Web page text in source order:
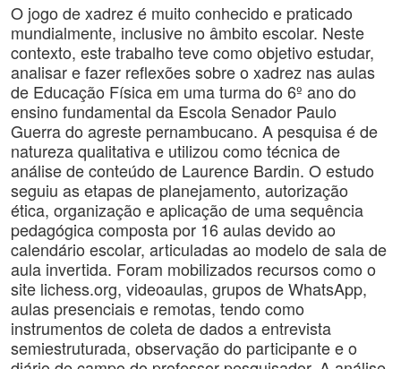
O jogo de xadrez é muito conhecido e praticado
mundialmente, inclusive no âmbito escolar. Neste
contexto, este trabalho teve como objetivo estudar,
analisar e fazer reflexões sobre o xadrez nas aulas
de Educação Física em uma turma do 6º ano do
ensino fundamental da Escola Senador Paulo
Guerra do agreste pernambucano. A pesquisa é de
natureza qualitativa e utilizou como técnica de
análise de conteúdo de Laurence Bardin. O estudo
seguiu as etapas de planejamento, autorização
ética, organização e aplicação de uma sequência
pedagógica composta por 16 aulas devido ao
calendário escolar, articuladas ao modelo de sala de
aula invertida. Foram mobilizados recursos como o
site lichess.org, videoaulas, grupos de WhatsApp,
aulas presenciais e remotas, tendo como
instrumentos de coleta de dados a entrevista
semiestruturada, observação do participante e o